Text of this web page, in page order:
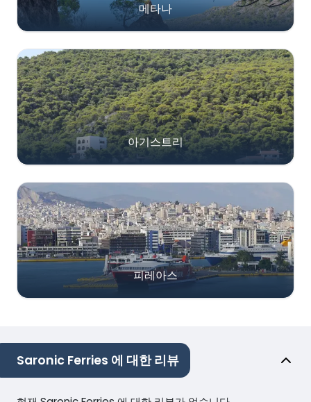
메타나
아기스트리
피레아스
Saronic Ferries 에 대한 리뷰